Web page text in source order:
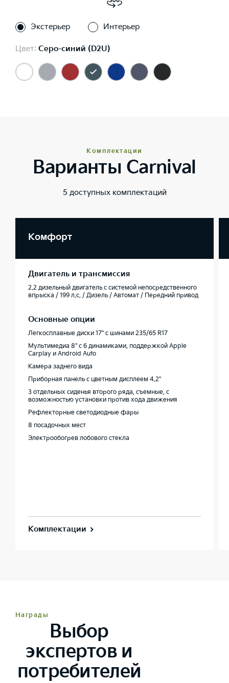
Экстерьер Интерьер
Цвет: Серо-синий (D2U)
Комплектации
Варианты Carnival
5 доступных комплектаций
Комфорт
Двигатель и трансмиссия
2.2 дизельный двигатель с системой непосредственного
впрыска / 199 л.с. / Дизель / Автомат / Передний привод
Основные опции
Легкосплавные диски 17" с шинами 235/65 R17
Мультимедиа 8'' с 6 динамиками, поддержкой Apple
Carplay и Android Auto
Камера заднего вида
Приборная панель c цветным дисплеем 4.2''
3 отдельных сиденья второго ряда, съемные, с
возможностью установки против хода движения
Рефлекторные светодиодные фары
8 посадочных мест
Электрообогрев лобового стекла
Комплектации
Награды
Выбор
экспертов и
потребителей